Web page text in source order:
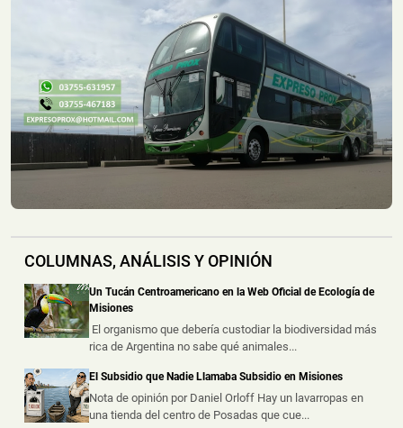
un Joven en Oberá
La Policía de Misiones recuperó una hidrolavadora y
una motoguadaña que habían s...
Montecarlo: Controlaron un Principio de Incendio en
un Camión sobre la Ruta Nacional 12
📅 4 ago 2026
Un camión sufrió un principio de incendio durante la
📅 4 ago 2026
Una vivienda fue destruida por un incendio durante la
madrugada de este martes s...
Hallaron un Auto Despistado sobre la Ruta 14 y
Aires
📅 3 ago 2026
COLUMNAS, ANÁLISIS Y OPINIÓN
Un Tucán Centroamericano en la Web Oficial de Ecología de
Misiones
El organismo que debería custodiar la biodiversidad más
rica de Argentina no sabe qué animales...
El Subsidio que Nadie Llamaba Subsidio en Misiones
Nota de opinión por Daniel Orloff Hay un lavarropas en
una tienda del centro de Posadas que cue...